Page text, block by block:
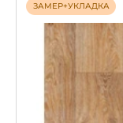
ЗАМЕР+УКЛАДКА